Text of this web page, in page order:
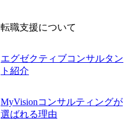
転職支援について
エグゼクティブコンサルタン
ト紹介
MyVisionコンサルティングが
選ばれる理由